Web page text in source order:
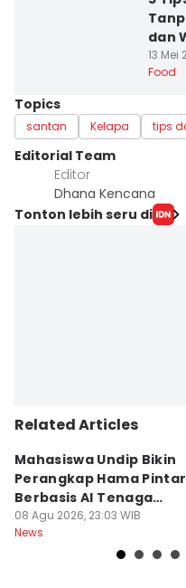
dan
13 Mei
Food
Topics
santan Kelapa tips
Editorial Team
Editor
Dhana Kencana
Tonton lebih seru di
Related Articles
Mahasiswa Undip Bikin
Perangkap Hama Pintar
Berbasis AI Tenaga
Surya
08 Agu 2026, 23:03 WIB
News